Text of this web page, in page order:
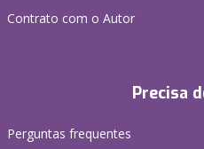
Contrato com o Autor
Precisa
Perguntas frequentes